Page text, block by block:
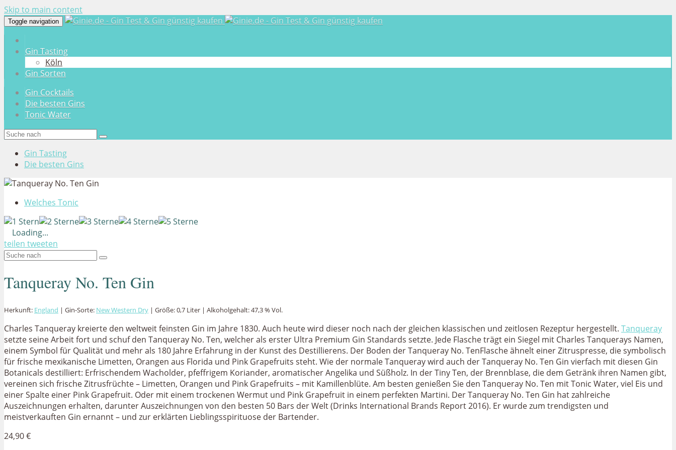
Skip to main content
Toggle navigation
Gin Tasting
Köln
Gin Sorten
Gin Cocktails
Die besten Gins
Tonic Water
Gin Tasting
Die besten Gins
Welches Tonic
Loading...
teilen tweeten
Tanqueray No. Ten Gin
Herkunft: England | Gin-Sorte: New Western Dry | Größe: 0,7 Liter | Alkoholgehalt: 47,3 % Vol.
Charles Tanqueray kreierte den weltweit feinsten Gin im Jahre 1830. Auch heute wird dieser noch nach der gleichen klassischen und zeitlosen Rezeptur hergestellt. Tanqueray
setzte seine Arbeit fort und schuf den Tanqueray No. Ten, welcher als erster Ultra Premium Gin Standards setzte. Jede Flasche trägt ein Siegel mit Charles Tanquerays Namen,
einem Symbol für Qualität und mehr als 180 Jahre Erfahrung in der Kunst des Destillierens. Der Boden der Tanqueray No. TenFlasche ähnelt einer Zitruspresse, die symbolisch
für frische mexikanische Limetten, Orangen aus Florida und Pink Grapefruits steht. Wie der normale Tanqueray wird auch der Tanqueray No. Ten Gin vierfach mit diesen Gin
Botanicals destilliert: Erfrischendem Wacholder, pfeffrigem Koriander, aromatischer Angelika und Süßholz. In der Tiny Ten, der Brennblase, die dem Getränk ihren Namen gibt,
vereinen sich frische Zitrusfrüchte – Limetten, Orangen und Pink Grapefruits – mit Kamillenblüte. Am besten genießen Sie den Tanqueray No. Ten mit Tonic Water, viel Eis und
einer Spalte einer Pink Grapefruit. Oder mit einem trockenen Wermut und Pink Grapefruit in einem perfekten Martini. Der Tanqueray No. Ten Gin hat zahlreiche
Auszeichnungen erhalten, darunter Auszeichnungen von den besten 50 Bars der Welt (Drinks International Brands Report 2016). Er wurde zum trendigsten und
meistverkauften Gin ernannt – und zur erklärten Lieblingsspirituose der Bartender.
24,90 €